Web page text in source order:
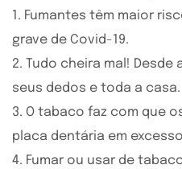
1. Fumantes têm maior
grave de Covid-19.
2. Tudo cheira mal! Desde
seus dedos e toda a casa.
3. O tabaco faz com que
placa dentária em
4. Fumar ou usar de